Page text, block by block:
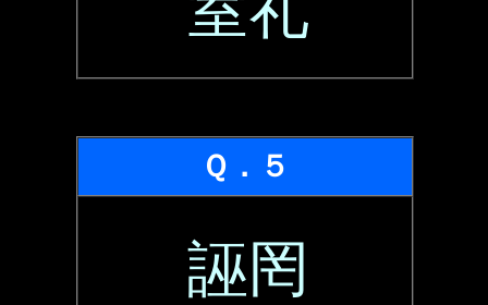
Ｑ．５
誣罔